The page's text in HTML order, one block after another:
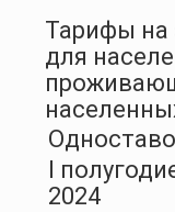
Тарифы на
для
I
2024